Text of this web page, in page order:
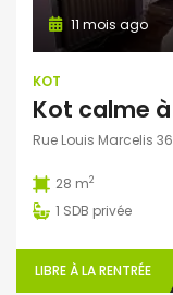
11 mois ago
KOT
Kot calme
Rue Louis Marcelis
28 m2
1 SDB privée
LIBRE À LA RENTRÉE